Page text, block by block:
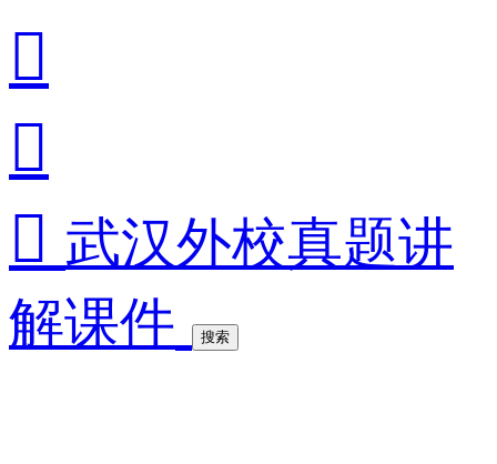


 武汉外校真题讲
解课件
搜索